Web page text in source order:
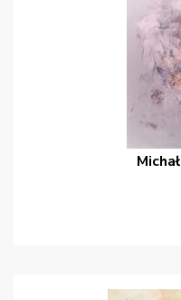
Michał